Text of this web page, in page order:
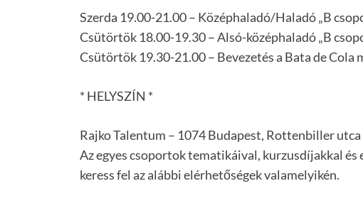
Szerda 19.00-21.00 – Középhaladó/Haladó „B
Csütörtök 18.00-19.30 – Alsó-középhaladó „B
Csütörtök 19.30-21.00 – Bevezetés a Bata de Cola
* HELYSZÍN *
Rajko Talentum – 1074 Budapest, Rottenbiller utca
Az egyes csoportok tematikáival, kurzusdíjakkal
keress fel az alábbi elérhetőségek valamelyikén.